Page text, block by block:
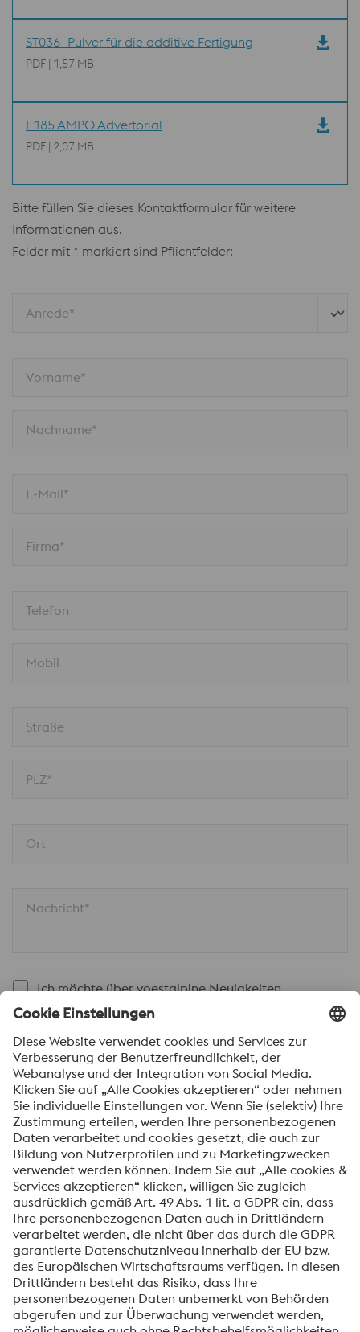
ST036_Pulver für die additive Fertigung
PDF | 1,57 MB
E185 AMPO Advertorial
PDF | 2,07 MB
Bitte füllen Sie dieses Kontaktformular für weitere
Informationen aus.
Felder mit * markiert sind Pflichtfelder:
Anrede*
Vorname*
Nachname*
E-Mail*
Firma*
Telefon
Mobil
Straße
PLZ*
Ort
Nachricht*
Ich möchte über voestalpine Neuigkeiten
automatisch informiert werden.
SENDEN
Anti-Roboter-Verifizierung
Hier klicken
FriendlyCaptcha ⇗
Mit dem Absenden dieses Formulars werden Ihre
personenbezogenen Daten zum Zweck der Bearbeitung
Ihrer Anfrage verarbeitet. Weitere Informationen zur
Verarbeitung Ihrer personenbezogenen Daten sowie zu
Ihren Rechten finden Sie in unserer
Datenschutzmitteilung.